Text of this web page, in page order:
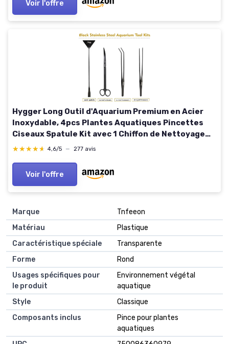
Voir l'offre
Hygger Long Outil d'Aquarium Premium en Acier
Inoxydable, 4pcs Plantes Aquatiques Pincettes
Ciseaux Spatule Kit avec 1 Chiffon de Nettoyage
pour Aquarium Débutant
★★★★★
★★★★★ 4,6/5 — 277 avis
Voir l'offre
Marque
Tnfeeon
Matériau
Plastique
Caractéristique spéciale
Transparente
Forme
Rond
Usages spécifiques pour
le produit
Environnement végétal
aquatique
Style
Classique
Composants inclus
Pince pour plantes
aquatiques